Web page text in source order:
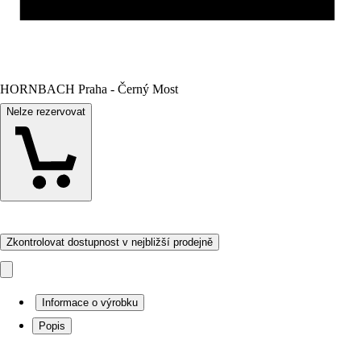
HORNBACH Praha - Černý Most
Nelze rezervovat
Zkontrolovat dostupnost v nejbližší prodejně
Informace o výrobku
Popis